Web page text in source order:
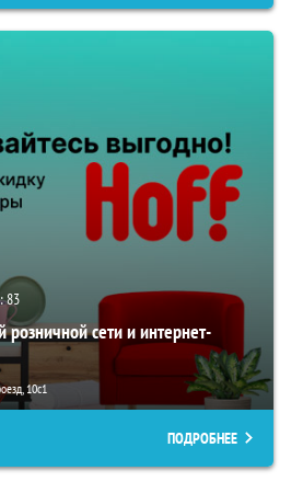
83
сети и интернет-
10с1
ПОДРОБНЕЕ